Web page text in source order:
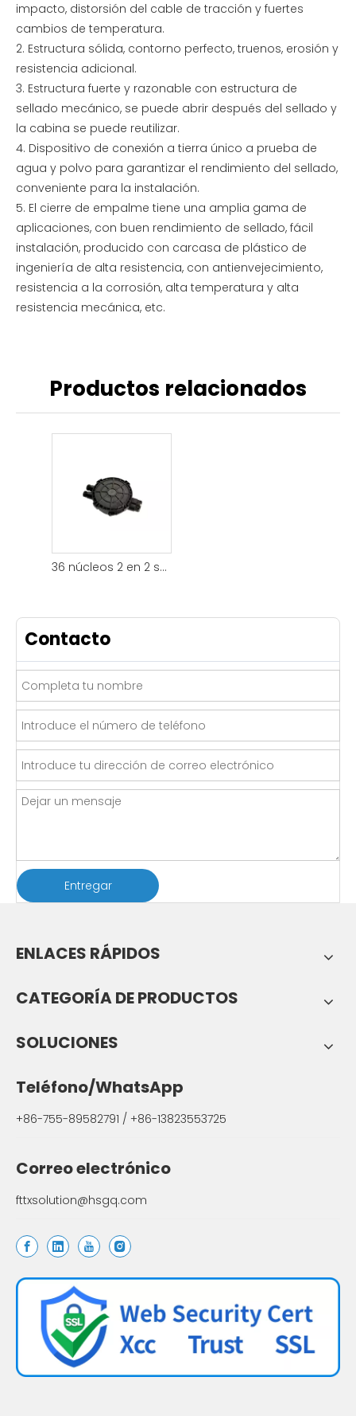
impacto, distorsión del cable de tracción y fuertes
cambios de temperatura.
2. Estructura sólida, contorno perfecto, truenos, erosión y
resistencia adicional.
3. Estructura fuerte y razonable con estructura de
sellado mecánico, se puede abrir después del sellado y
la cabina se puede reutilizar.
4. Dispositivo de conexión a tierra único a prueba de
agua y polvo para garantizar el rendimiento del sellado,
conveniente para la instalación.
5. El cierre de empalme tiene una amplia gama de
aplicaciones, con buen rendimiento de sellado, fácil
instalación, producido con carcasa de plástico de
ingeniería de alta resistencia, con antienvejecimiento,
resistencia a la corrosión, alta temperatura y alta
resistencia mecánica, etc.
Productos relacionados
36 núcleos 2 en 2 salidas
Contacto
Entregar
ENLACES RÁPIDOS
CATEGORÍA DE PRODUCTOS
SOLUCIONES
Teléfono/WhatsApp
+86-755-89582791 / +86-13823553725
Correo electrónico
fttxsolution@hsgq.com